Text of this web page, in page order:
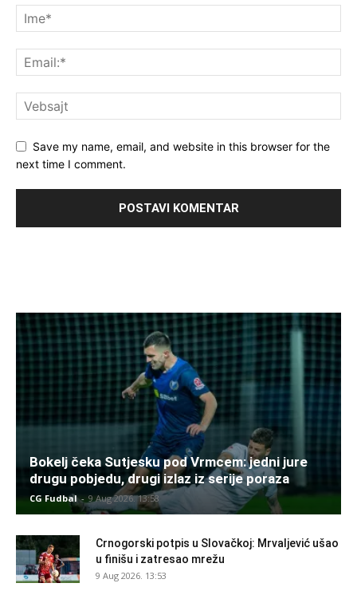
Save my name, email, and website in this browser for the
next time I comment.
Bokelj čeka Sutjesku pod Vrmcem: jedni jure
drugu pobjedu, drugi izlaz iz serije poraza
CG Fudbal - 9 Aug 2026. 13:58
Crnogorski potpis u Slovačkoj: Mrvaljević ušao
u finišu i zatresao mrežu
9 Aug 2026. 13:53